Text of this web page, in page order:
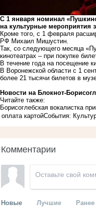
С 1 января номинал
на культурные мероприятия
Кроме того, с 1 февраля
РФ Михаил Мишустин.
Так, со следующего месяца
кинотеатрах – при покупке
В течение года на посещение
В Воронежской области с 1
более 21 тысячи билетов в
Новости на Блoкнoт-
Читайте также:
Борисоглебская вокалистка
оплата картойСобытия:
Комментарии
Новые Лучшие Ранее